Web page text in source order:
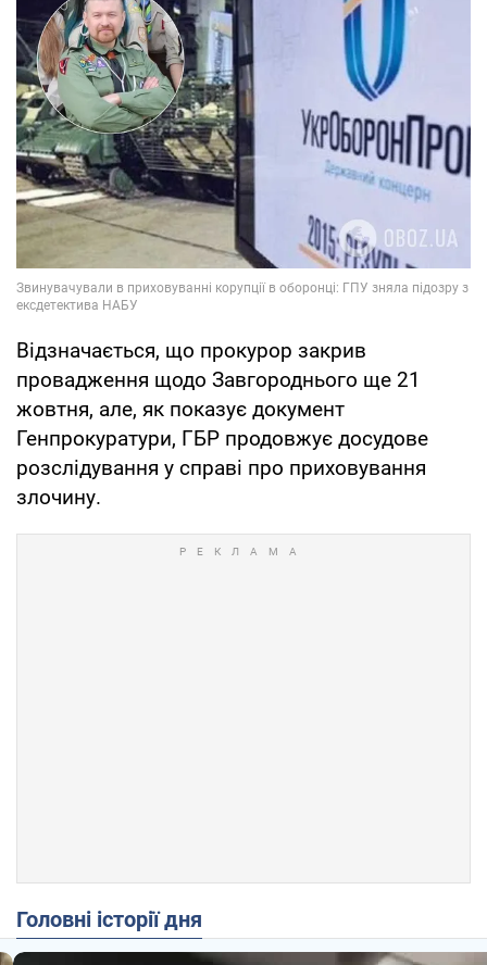
Відзначається, що прокурор закрив
провадження щодо Завгороднього ще 21
жовтня, але, як показує документ
Генпрокуратури, ГБР продовжує досудове
розслідування у справі про приховування
злочину.
Головні історії дня